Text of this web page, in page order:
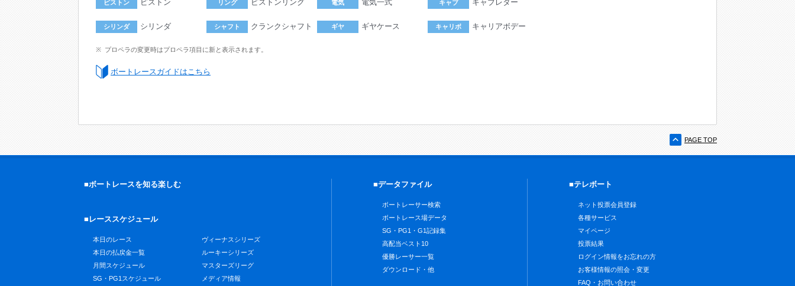
ピストン ピストン リング ピストンリング 電気 電気一式 キャブ キャブレター
シリンダ シリンダ シャフト クランクシャフト ギヤ ギヤケース キャリボ キャリアボデー
プロペラの変更時はプロペラ項目に新と表示されます。
ボートレースガイドはこちら
PAGE TOP
■ボートレースを知る楽しむ
■レーススケジュール
本日のレース
本日の払戻金一覧
月間スケジュール
SG・PG1スケジュール
ヴィーナスシリーズ
ルーキーシリーズ
マスターズリーグ
メディア情報
■データファイル
ボートレーサー検索
ボートレース場データ
SG・PG1・G1記録集
高配当ベスト10
優勝レーサー一覧
ダウンロード・他
■テレボート
ネット投票会員登録
各種サービス
マイページ
投票結果
ログイン情報をお忘れの方
お客様情報の照会・変更
FAQ・お問い合わせ